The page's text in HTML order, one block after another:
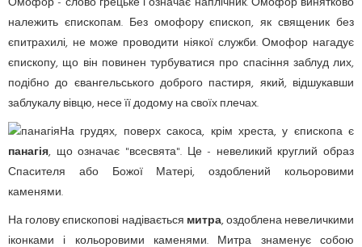
належить єпископам. Без омофору єпископ, як священик без
єпитрахилі, не може проводити ніякої служби. Омофор нагадує
єпископу, що він повинен турбуватися про спасіння заблуд лих,
подібно до євангельського доброго пастиря, який, відшукавши
заблукалу вівцю, несе її додому на своїх плечах.
На грудях, поверх сакоса, крім хреста, у єпископа є
панагія, що означає "всесвята". Це - невеликий круглий образ
Спасителя або Божої Матері, оздоблений кольоровими
каменями.
На голову єпископові надівається митра, оздоблена невеличкими
іконками і кольоровими каменями. Митра знаменує собою